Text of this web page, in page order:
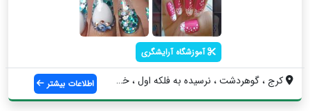
آموزشگاه آرایشگری
کرج ، گوهردشت ، نرسیده به فلکه اول ، خیا... اطلاعات بیشتر